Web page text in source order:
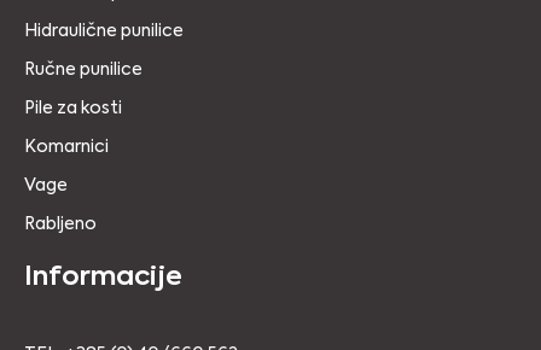
Hidraulične punilice
Ručne punilice
Pile za kosti
Komarnici
Vage
Rabljeno
Informacije